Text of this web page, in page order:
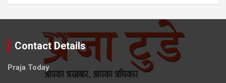
Contact Details
Praja Today